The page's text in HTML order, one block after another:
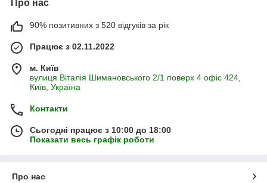
Про нас
90% позитивних з 520 відгуків за рік
Працює з 02.11.2022
м. Київ
вулиця Віталія Шимановського 2/1 поверх 4 офіс 424,
Київ, Україна
Контакти
Сьогодні працює з 10:00 до 18:00
Показати весь графік роботи
Про нас